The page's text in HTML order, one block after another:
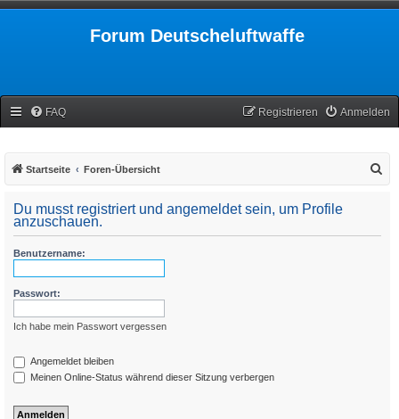
Forum Deutscheluftwaffe
FAQ Anmelden
Registrieren
Startseite Foren-Übersicht
Du musst registriert und angemeldet sein, um Profile
anzuschauen.
Benutzername:
Passwort:
Ich habe mein Passwort vergessen
Angemeldet bleiben
Meinen Online-Status während dieser Sitzung verbergen